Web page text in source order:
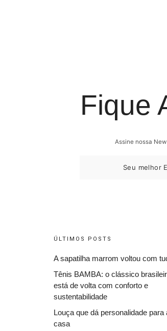
Fique
Assine nossa
ÚLTIMOS POSTS
A sapatilha marrom voltou com
Tênis BAMBA: o clássico
está de volta com conforto e
sustentabilidade
Louça que dá personalidade para
casa